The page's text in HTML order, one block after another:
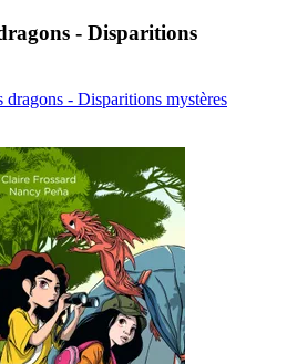
- Disparitions
- Disparitions mystères